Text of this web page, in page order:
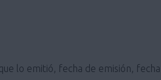
lo emitió, fecha de emisión, fecha